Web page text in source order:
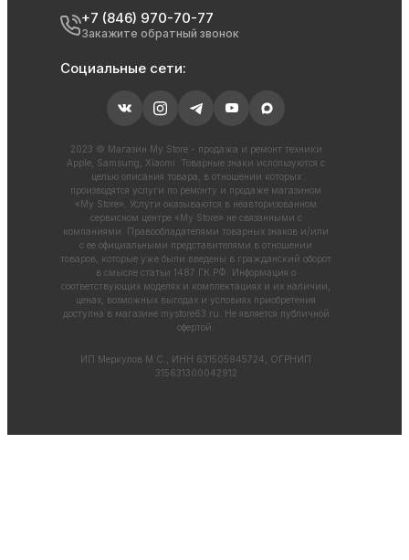
+7 (846) 970-70-77
Закажите обратный звонок
Социальные сети:
2023 © Магазин My Store - продажа и ремонт техники
Apple, Samsung, Xiaomi. Товарные знаки используются с
целью описания товара, в отношении которых
производятся услуги по ремонту и продаже магазином
«My Store». Услуги оказываются в неавторизованном
сервисном центре «My Store» не связанными с
компаниями. Правообладателями товарных знаков и/или
с ее официальными представителями в отношении
товаров, которые уже были введены в гражданский оборот
в смысле статьи 1487 ГК РФ. Информация о
соответствующих моделях и комплектациях и их наличии,
ценах, возможных выгодах и условиях приобретения
доступна в магазине mystore63.ru . Не является публичной
офертой.
ИП Меркулов М.С., ИНН 631505945724, ОГРНИП
315631300042912